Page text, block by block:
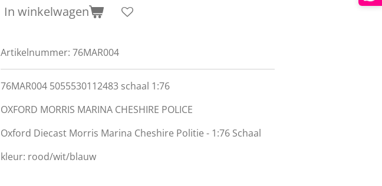
In winkelwagen
Artikelnummer: 76MAR004
76MAR004 5055530112483 schaal 1:76
OXFORD MORRIS MARINA CHESHIRE POLICE
Oxford Diecast Morris Marina Cheshire Politie - 1:76 Schaal
kleur: rood/wit/blauw